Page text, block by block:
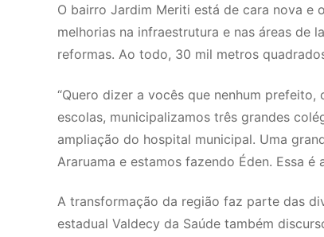
O bairro Jardim Meriti está de cara nova e
melhorias na infraestrutura e nas áreas de
reformas. Ao todo, 30 mil metros
“Quero dizer a vocês que nenhum
escolas, municipalizamos três grandes
ampliação do hospital municipal. Uma
Araruama e estamos fazendo Éden. Essa
A transformação da região faz parte das
estadual Valdecy da Saúde também